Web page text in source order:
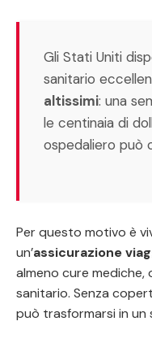
Gli Stati Uniti
sanitario
altissimi: una
le centinaia di
ospedaliero può
Per questo motivo è
un’assicurazione
almeno cure mediche,
sanitario. Senza
può trasformarsi in un